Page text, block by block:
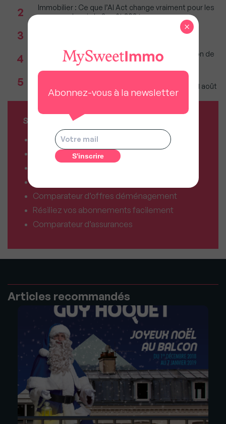
2
Immobilier : Ce que l’AI Act change vraiment pour les
agences depuis le 2 août 2026
3
Réseau immobilier : iad franchit le cap des 600
4
Incendies : Quels sont vos droits si votre location de
vacances est annulée ?
5
Agents immobiliers : Le décret sur la pige
téléphonique fixe les règles applicables dès le 11 août
SERVICES MY SWEET'IMMO
Combien vaut mon bien ?
Combien puis-je emprunter ?
Comparateur d’offres déménagement
Résiliez vos abonnements facilement
Comparateur d’assurances
Articles recommandés
Abonnez-vous à la newsletter
×